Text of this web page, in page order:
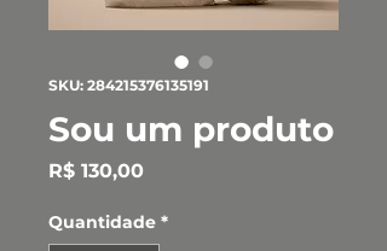
SKU: 284215376135191
Sou um produto
R$ 130,00Preço
Quantidade *